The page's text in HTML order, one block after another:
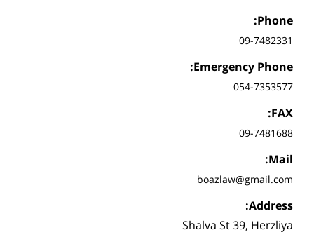
Phone:
09-7482331
Emergency Phone:
054-7353577
FAX:
09-7481688
Mail:
boazlaw@gmail.com
Address:
Shalva St 39, Herzliya